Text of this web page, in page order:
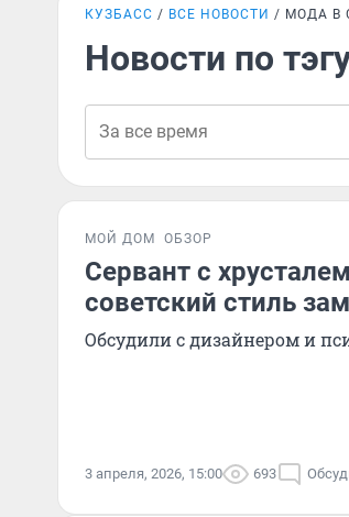
КУЗБАСС ВСЕ НОВОСТИ МОДА В
Новости по
МОЙ ДОМ ОБЗОР
Сервант с
советский стиль
Обсудили с дизайнером и
3 апреля, 2026, 15:00 693